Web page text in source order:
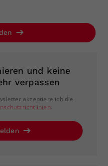
und keine
verpassen
akzeptiere ich die
.